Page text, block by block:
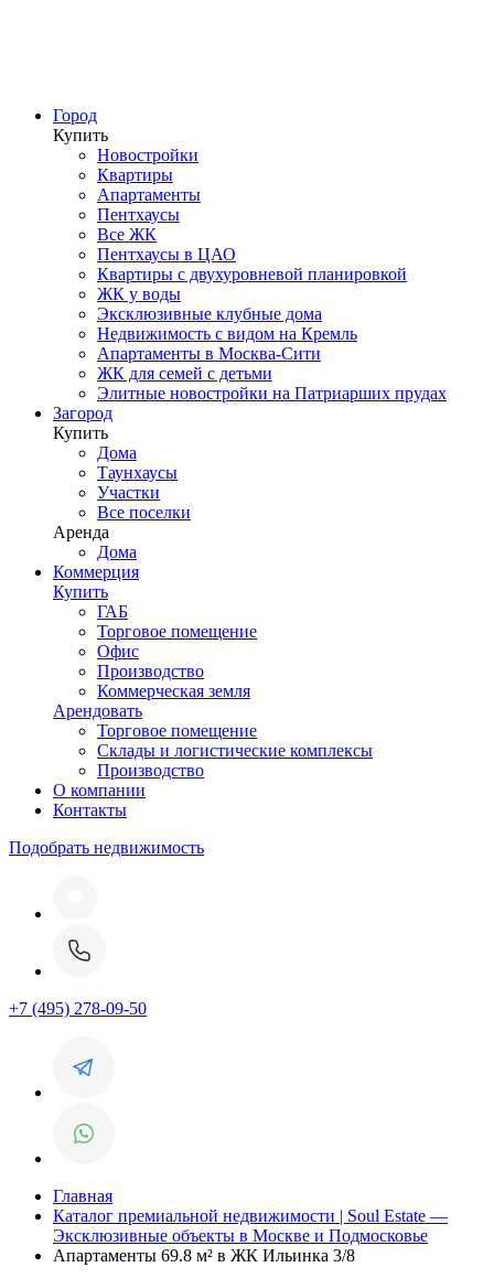
Город
Купить
Новостройки
Квартиры
Апартаменты
Пентхаусы
Все ЖК
Пентхаусы в ЦАО
Квартиры с двухуровневой планировкой
ЖК у воды
Эксклюзивные клубные дома
Недвижимость с видом на Кремль
Апартаменты в Москва-Сити
ЖК для семей с детьми
Элитные новостройки на Патриарших прудах
Загород
Купить
Дома
Таунхаусы
Участки
Все поселки
Аренда
Дома
Коммерция
Купить
ГАБ
Торговое помещение
Офис
Производство
Коммерческая земля
Арендовать
Торговое помещение
Склады и логистические комплексы
Производство
О компании
Контакты
Подобрать недвижимость
+7 (495) 278-09-50
Главная
Каталог премиальной недвижимости | Soul Estate —
Эксклюзивные объекты в Москве и Подмосковье
Апартаменты 69.8 м² в ЖК Ильинка 3/8